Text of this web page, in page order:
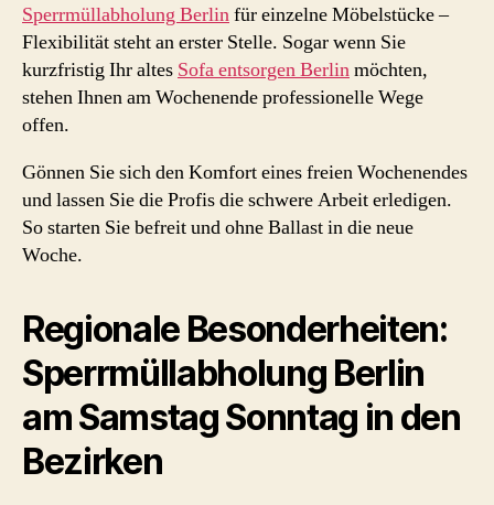
Sperrmüllabholung Berlinfür einzelne Möbelstücke –
Flexibilität steht an erster Stelle. Sogar wenn Sie
kurzfristig Ihr altes Sofa entsorgen Berlinmöchten,
stehen Ihnen am Wochenende professionelle Wege
offen.
Gönnen Sie sich den Komfort eines freien Wochenendes
und lassen Sie die Profis die schwere Arbeit erledigen.
So starten Sie befreit und ohne Ballast in die neue
Woche.
Regionale Besonderheiten:
Sperrmüllabholung Berlin
am Samstag Sonntag in den
Bezirken